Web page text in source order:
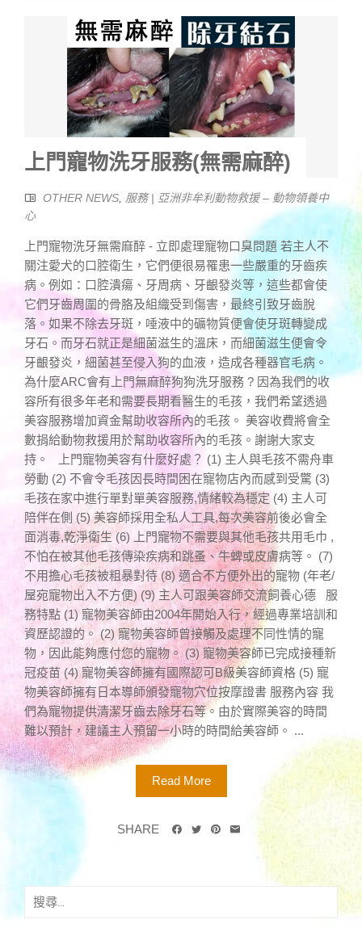
上門寵物洗牙服務(無需麻醉)
OTHER NEWS 服務 | 亞洲非牟利動物救援 – 動物領養中
心
上門寵物洗牙無需麻醉 - 立即處理寵物口臭問題 若主人不
關注愛犬的口腔衛生，它們便很易罹患一些嚴重的牙齒疾
病。例如：口腔潰瘍、牙周病、牙齦發炎等，這些都會使
它們牙齒周圍的骨胳及組織受到傷害，最終引致牙齒脫
落。如果不除去牙斑，唾液中的礦物質便會使牙斑轉變成
牙石。而牙石就正是細菌滋生的溫床，而細菌滋生便會令
牙齦發炎，細菌甚至侵入狗的血液，造成各種器官毛病。
為什麼ARC會有上門無麻醉狗狗洗牙服務 ? 因為我們的收
容所有很多年老和需要長期看醫生的毛孩，我們希望透過
美容服務增加資金幫助收容所內的毛孩。 美容收費將會全
數捐給動物救援用於幫助收容所內的毛孩。謝謝大家支
持。 上門寵物美容有什麼好處？ (1) 主人與毛孩不需舟車
勞動 (2) 不會令毛孩因長時間困在寵物店內而感到受驚 (3)
毛孩在家中進行單對單美容服務,情緒較為穩定 (4) 主人可
陪伴在側 (5) 美容師採用全私人工具,每次美容前後必會全
面消毒,乾淨衛生 (6) 上門寵物不需要與其他毛孩共用毛巾 ,
不怕在被其他毛孩傳染疾病和跳蚤、牛蜱或皮膚病等。 (7)
不用擔心毛孩被粗暴對待 (8) 適合不方便外出的寵物 (年老/
屋宛寵物出入不方便) (9) 主人可跟美容師交流飼養心德 服
務特點 (1) 寵物美容師由2004年開始入行，經過專業培訓和
資歷認證的。 (2) 寵物美容師曾接觸及處理不同性情的寵
物，因此能夠應付您的寵物。 (3) 寵物美容師已完成接種新
冠疫苗 (4) 寵物美容師擁有國際認可B級美容師資格 (5) 寵
物美容師擁有日本導師頒發寵物穴位按摩證書 服務內容 我
們為寵物提供清潔牙齒去除牙石等。由於實際美容的時間
難以預計，建議主人預留一小時的時間給美容師。 ...
Read More
SHARE
搜
尋